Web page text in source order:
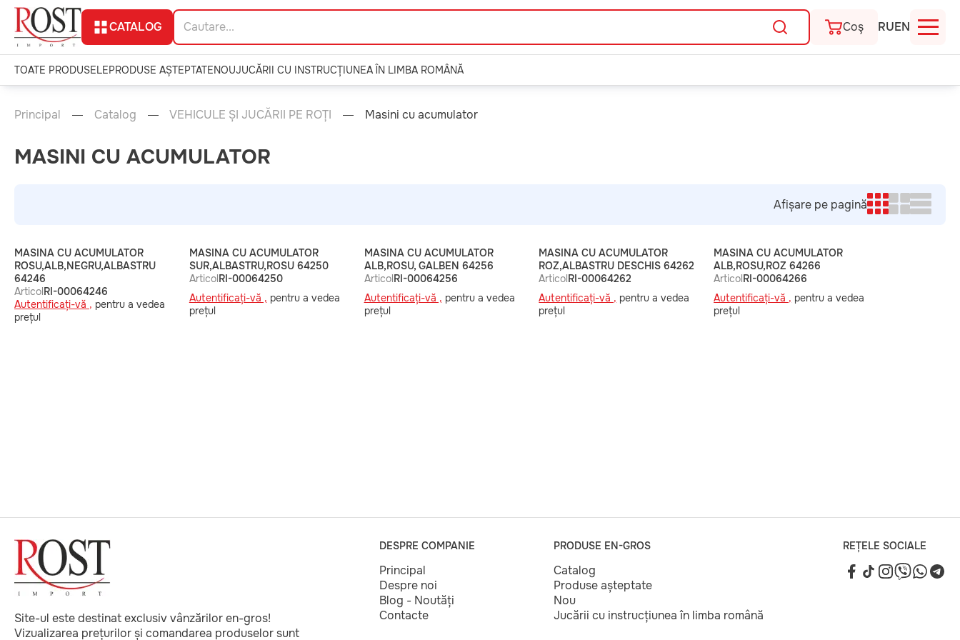
CATALOG Coş RUEN
TOATE PRODUSELEPRODUSE AȘTEPTATENOUJUCĂRII CU INSTRUCȚIUNEA ÎN LIMBA ROMÂNĂ
Principal Catalog VEHICULE ȘI JUCĂRII PE ROȚI Masini cu acumulator
MASINI CU ACUMULATOR
Afișare pe pagină
MASINA CU ACUMULATOR
ROSU,ALB,NEGRU,ALBASTRU
64246
ArticolRI-00064246
Autentificați-vă , pentru a vedea
prețul
MASINA CU ACUMULATOR
SUR,ALBASTRU,ROSU 64250
ArticolRI-00064250
Autentificați-vă , pentru a vedea
prețul
MASINA CU ACUMULATOR
ALB,ROSU, GALBEN 64256
ArticolRI-00064256
Autentificați-vă , pentru a vedea
prețul
MASINA CU ACUMULATOR
ROZ,ALBASTRU DESCHIS 64262
ArticolRI-00064262
Autentificați-vă , pentru a vedea
prețul
MASINA CU ACUMULATOR
ALB,ROSU,ROZ 64266
ArticolRI-00064266
Autentificați-vă , pentru a vedea
prețul
Site-ul este destinat exclusiv vânzărilor en-gros!
Vizualizarea prețurilor și comandarea produselor sunt
DESPRE COMPANIE
Principal
Despre noi
Blog - Noutăți
Contacte
PRODUSE EN-GROS
Catalog
Produse așteptate
Nou
Jucării cu instrucțiunea în limba română
REȚELE SOCIALE